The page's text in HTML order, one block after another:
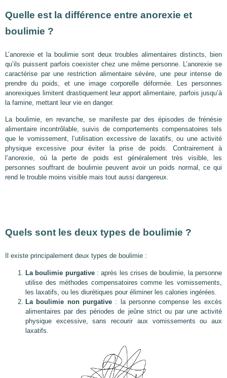
Quelle est la différence entre anorexie et
boulimie ?
L’anorexie et la boulimie sont deux troubles alimentaires distincts, bien
qu’ils puissent parfois coexister chez une même personne. L’anorexie se
caractérise par une restriction alimentaire sévère, une peur intense de
prendre du poids, et une image corporelle déformée. Les personnes
anorexiques limitent drastiquement leur apport alimentaire, parfois jusqu’à
la famine, mettant leur vie en danger.
La boulimie, en revanche, se manifeste par des épisodes de frénésie
alimentaire incontrôlable, suivis de comportements compensatoires tels
que le vomissement, l’utilisation excessive de laxatifs, ou une activité
physique excessive pour éviter la prise de poids. Contrairement à
l’anorexie, où la perte de poids est généralement très visible, les
personnes souffrant de boulimie peuvent avoir un poids normal, ce qui
rend le trouble moins visible mais tout aussi dangereux.
Quels sont les deux types de boulimie ?
Il existe principalement deux types de boulimie :
La boulimie purgative: après les crises de boulimie, la personne
utilise des méthodes compensatoires comme les vomissements,
les laxatifs, ou les diurétiques pour éliminer les calories ingérées.
La boulimie non purgative : la personne compense les excès
alimentaires par des périodes de jeûne strict ou par une activité
physique excessive, sans recourir aux vomissements ou aux
laxatifs.